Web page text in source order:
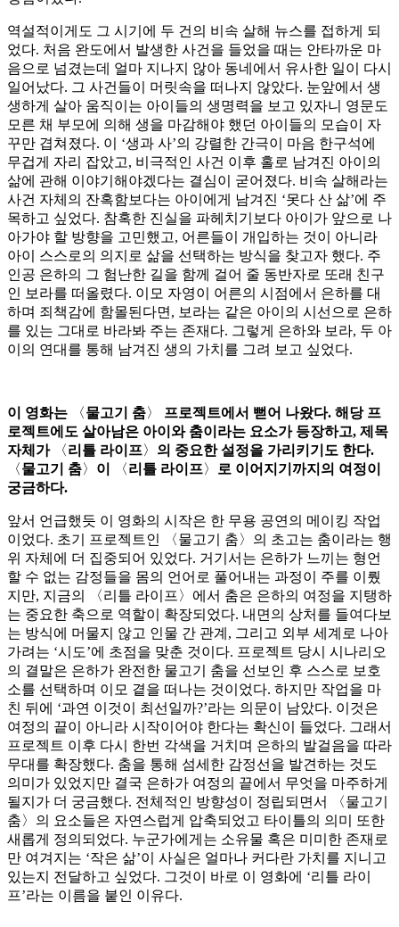
역설적이게도 그 시기에 두 건의 비속 살해 뉴스를 접하게 되
었다. 처음 완도에서 발생한 사건을 들었을 때는 안타까운 마
음으로 넘겼는데 얼마 지나지 않아 동네에서 유사한 일이 다시
일어났다. 그 사건들이 머릿속을 떠나지 않았다. 눈앞에서 생
생하게 살아 움직이는 아이들의 생명력을 보고 있자니 영문도
모른 채 부모에 의해 생을 마감해야 했던 아이들의 모습이 자
꾸만 겹쳐졌다. 이 ‘생과 사’의 강렬한 간극이 마음 한구석에
무겁게 자리 잡았고, 비극적인 사건 이후 홀로 남겨진 아이의
삶에 관해 이야기해야겠다는 결심이 굳어졌다. 비속 살해라는
사건 자체의 잔혹함보다는 아이에게 남겨진 ‘못다 산 삶’에 주
목하고 싶었다. 참혹한 진실을 파헤치기보다 아이가 앞으로 나
아가야 할 방향을 고민했고, 어른들이 개입하는 것이 아니라
아이 스스로의 의지로 삶을 선택하는 방식을 찾고자 했다. 주
인공 은하의 그 험난한 길을 함께 걸어 줄 동반자로 또래 친구
인 보라를 떠올렸다. 이모 자영이 어른의 시점에서 은하를 대
하며 죄책감에 함몰된다면, 보라는 같은 아이의 시선으로 은하
를 있는 그대로 바라봐 주는 존재다. 그렇게 은하와 보라, 두 아
이의 연대를 통해 남겨진 생의 가치를 그려 보고 싶었다.
이 영화는 〈물고기 춤〉
프로젝트에서 뻗어 나왔다. 해당 프
로젝트에도 살아남은 아이와 춤이라는 요소가 등장하고, 제목
자체가
〈리틀 라이프〉 의 중요한 설정을 가리키기도 한다.
〈물고기 춤〉 이 〈리틀 라이프〉 로 이어지기까지의 여정이
궁금하다.
앞서 언급했듯 이 영화의 시작은 한 무용 공연의 메이킹 작업
이었다. 초기 프로젝트인 〈물고기 춤〉의 초고는 춤이라는 행
위 자체에 더 집중되어 있었다. 거기서는 은하가 느끼는 형언
할 수 없는 감정들을 몸의 언어로 풀어내는 과정이 주를 이뤘
지만, 지금의 〈리틀 라이프〉에서 춤은 은하의 여정을 지탱하
는 중요한 축으로 역할이 확장되었다. 내면의 상처를 들여다보
는 방식에 머물지 않고 인물 간 관계, 그리고 외부 세계로 나아
가려는 ‘시도’에 초점을 맞춘 것이다. 프로젝트 당시 시나리오
의 결말은 은하가 완전한 물고기 춤을 선보인 후 스스로 보호
소를 선택하며 이모 곁을 떠나는 것이었다. 하지만 작업을 마
친 뒤에 ‘과연 이것이 최선일까?’라는 의문이 남았다. 이것은
여정의 끝이 아니라 시작이어야 한다는 확신이 들었다. 그래서
프로젝트 이후 다시 한번 각색을 거치며 은하의 발걸음을 따라
무대를 확장했다. 춤을 통해 섬세한 감정선을 발견하는 것도
의미가 있었지만 결국 은하가 여정의 끝에서 무엇을 마주하게
될지가 더 궁금했다. 전체적인 방향성이 정립되면서 〈물고기
춤〉의 요소들은 자연스럽게 압축되었고 타이틀의 의미 또한
새롭게 정의되었다. 누군가에게는 소유물 혹은 미미한 존재로
만 여겨지는 ‘작은 삶’이 사실은 얼마나 커다란 가치를 지니고
있는지 전달하고 싶었다. 그것이 바로 이 영화에 ‘리틀 라이
프’라는 이름을 붙인 이유다.